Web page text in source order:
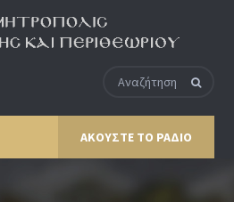
ΑΚΟΥΣΤΕ ΤΟ ΡΑΔΙΟ